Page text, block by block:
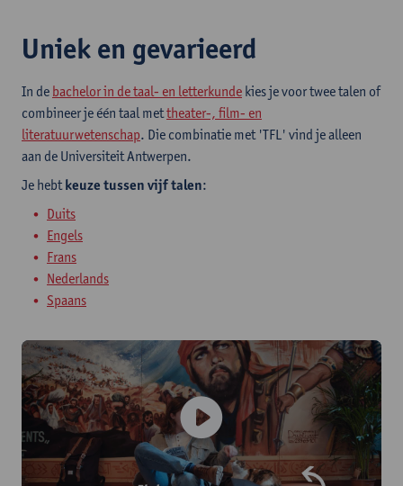
Uniek en gevarieerd
In de bachelor in de taal- en letterkunde kies je voor twee talen of
combineer je één taal mettheater-, film- en
literatuurwetenschap. Die combinatie met 'TFL' vind je alleen
aan de Universiteit Antwerpen.
Je hebtkeuze tussen vijf talen:
Duits
Engels
Frans
Nederlands
Spaans